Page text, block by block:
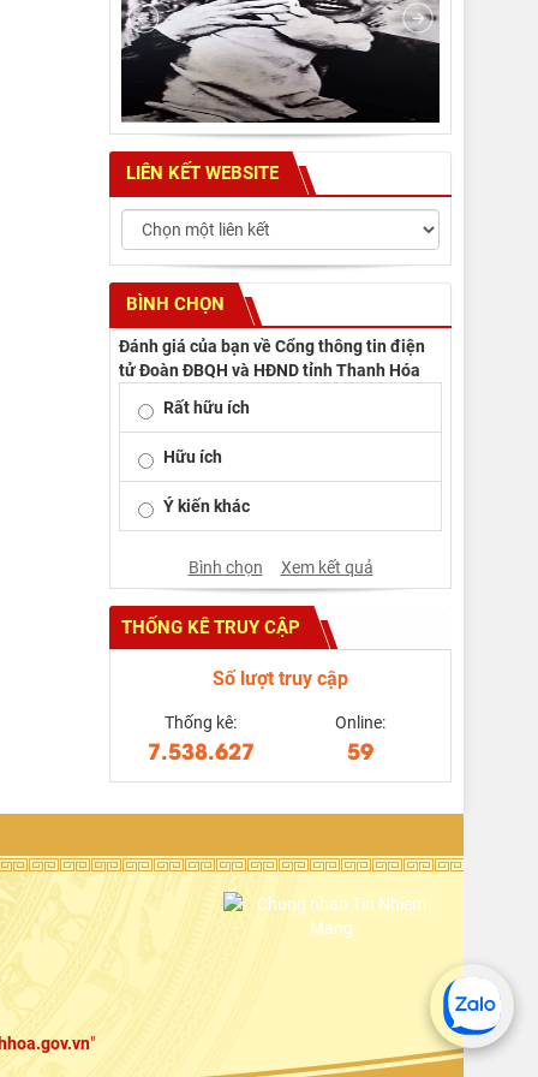
LIÊN KẾT WEBSITE
BÌNH CHỌN
Đánh giá của bạn về Cổng thông tin điện
tử Đoàn ĐBQH và HĐND tỉnh Thanh Hóa
Rất hữu ích
Hữu ích
Ý kiến khác
Bình chọn Xem kết quả
THỐNG KÊ TRUY CẬP
Số lượt truy cập
Thống kê:
7.538.627
Online:
59
"